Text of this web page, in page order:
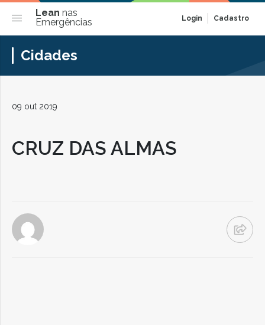
Lean nas
Emergências
Login Cadastro
Cidades
09 out 2019
CRUZ DAS ALMAS